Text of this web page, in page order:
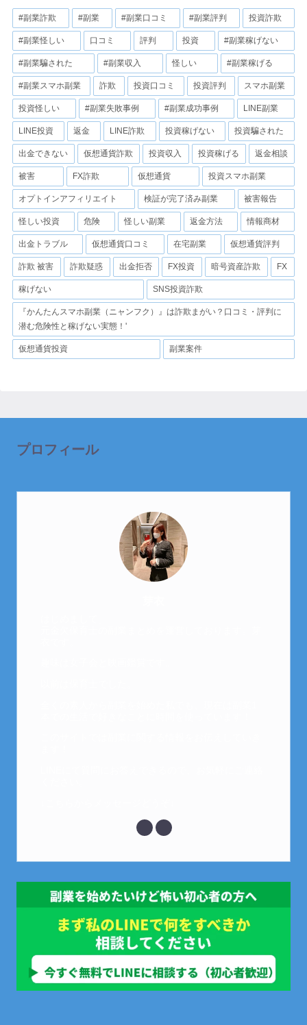
#副業詐欺 #副業 #副業口コミ #副業評判 投資詐欺
#副業怪しい 口コミ 評判 投資 #副業稼げない
#副業騙された #副業収入 怪しい #副業稼げる
#副業スマホ副業 詐欺 投資口コミ 投資評判 スマホ副業
投資怪しい #副業失敗事例 #副業成功事例 LINE副業
LINE投資 返金 LINE詐欺 投資稼げない 投資騙された
出金できない 仮想通貨詐欺 投資収入 投資稼げる 返金相談
被害 FX詐欺 仮想通貨 投資スマホ副業
オプトインアフィリエイト 検証が完了済み副業 被害報告
怪しい投資 危険 怪しい副業 返金方法 情報商材
出金トラブル 仮想通貨口コミ 在宅副業 仮想通貨評判
詐欺 被害 詐欺疑惑 出金拒否 FX投資 暗号資産詐欺 FX
稼げない SNS投資詐欺
『かんたんスマホ副業（ニャンフク）』は詐欺まがい？口コミ・評判に
潜む危険性と稼げない実態！'
仮想通貨投資 副業案件
プロフィール